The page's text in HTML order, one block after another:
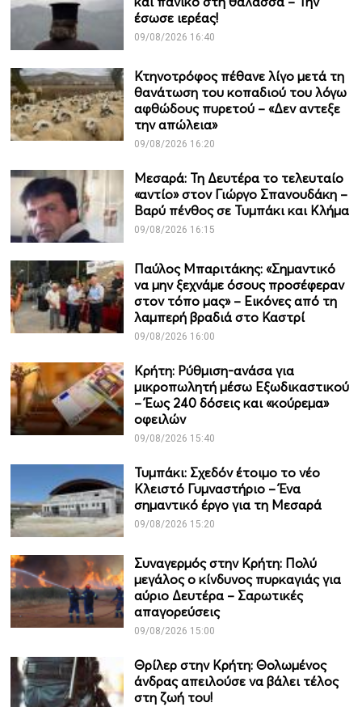
έσωσε ιερέας!
09/08/2026 16:40
Κτηνοτρόφος πέθανε λίγο μετά τη
θανάτωση του κοπαδιού του λόγω
αφθώδους πυρετού – «Δεν αντεξε
την απώλεια»
09/08/2026 16:20
Μεσαρά: Τη Δευτέρα το τελευταίο
«αντίο» στον Γιώργο Σπανουδάκη –
Βαρύ πένθος σε Τυμπάκι και Κλήμα
09/08/2026 16:15
Παύλος Μπαριτάκης: «Σημαντικό
να μην ξεχνάμε όσους προσέφεραν
στον τόπο μας» – Εικόνες από τη
λαμπερή βραδιά στο Καστρί
09/08/2026 16:00
Κρήτη: Ρύθμιση-ανάσα για
μικροπωλητή μέσω Εξωδικαστικού
– Έως 240 δόσεις και «κούρεμα»
οφειλών
09/08/2026 15:40
Τυμπάκι: Σχεδόν έτοιμο το νέο
Κλειστό Γυμναστήριο – Ένα
σημαντικό έργο για τη Μεσαρά
09/08/2026 15:20
Συναγερμός στην Κρήτη: Πολύ
μεγάλος ο κίνδυνος πυρκαγιάς για
αύριο Δευτέρα – Σαρωτικές
απαγορεύσεις
09/08/2026 15:00
Θρίλερ στην Κρήτη: Θολωμένος
άνδρας απειλούσε να βάλει τέλος
στη ζωή του!